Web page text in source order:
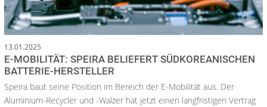
13.01.2025
E-MOBILITÄT: SPEIRA BELIEFERT SÜDKOREANISCHEN
BATTERIE-HERSTELLER
Speira baut seine Position im Bereich der E-Mobilität aus. Der
Aluminium-Recycler und -Walzer hat jetzt einen langfristigen Vertrag